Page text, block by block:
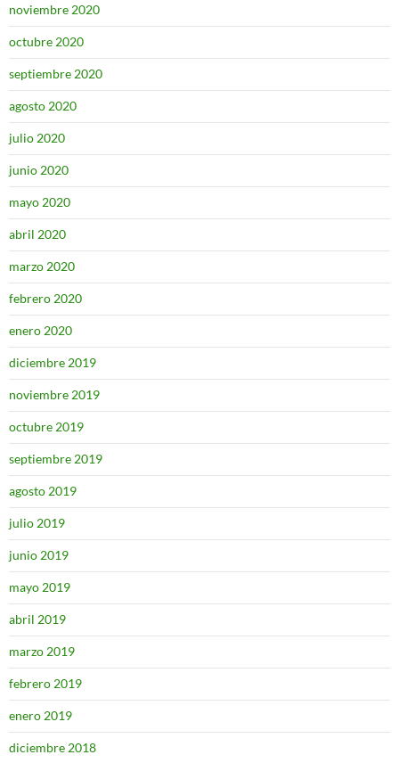
noviembre 2020
octubre 2020
septiembre 2020
agosto 2020
julio 2020
junio 2020
mayo 2020
abril 2020
marzo 2020
febrero 2020
enero 2020
diciembre 2019
noviembre 2019
octubre 2019
septiembre 2019
agosto 2019
julio 2019
junio 2019
mayo 2019
abril 2019
marzo 2019
febrero 2019
enero 2019
diciembre 2018